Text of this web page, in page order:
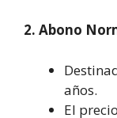
2. Abono
años.
El